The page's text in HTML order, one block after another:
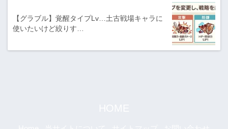
【グラブル】覚醒タイプLv…土古戦場キャラに
使いたいけど絞りす…